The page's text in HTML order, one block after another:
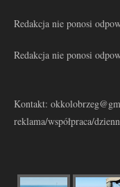
Redakcja nie ponosi
Redakcja nie ponosi
Kontakt:
reklama/współpraca/